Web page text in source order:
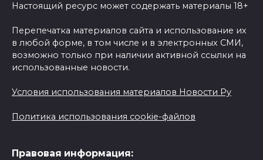
Настоящий ресурс может содержать материалы 18+
Перепечатка материалов сайта и использование их
в любой форме, в том числе и в электронных СМИ,
возможно только при наличии активной ссылки на
использованные новости.
Условия использования материалов Новости Ру
Политика использования cookie-файлов
Правовая информация: